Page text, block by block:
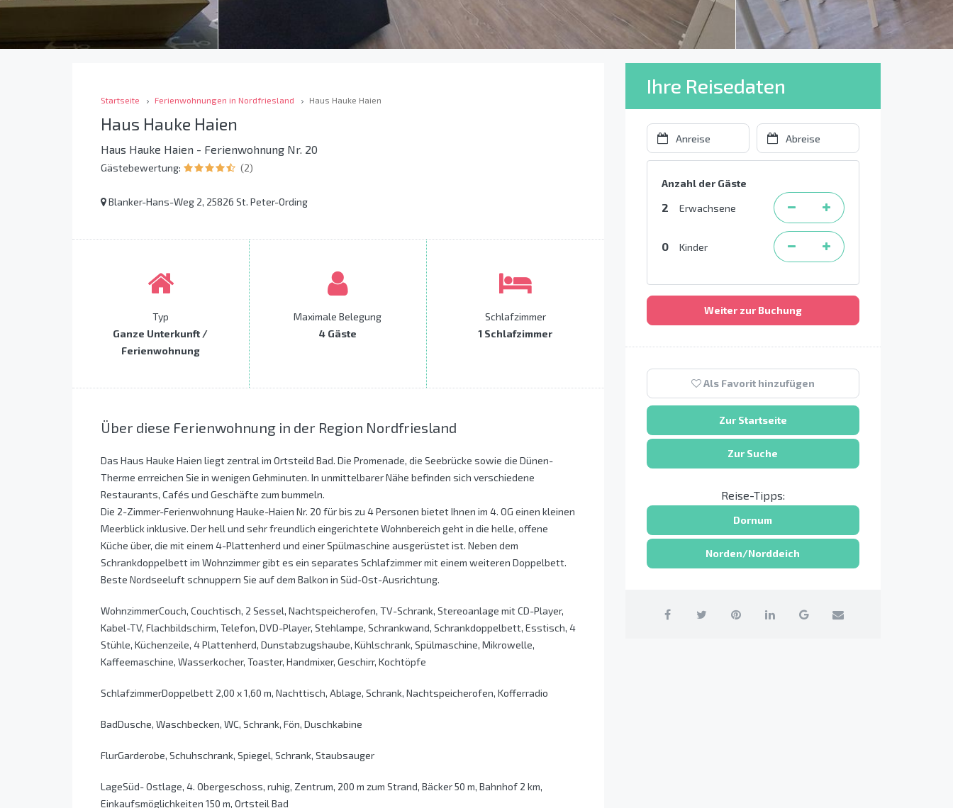
Startseite Ferienwohnungen in Nordfriesland Haus Hauke Haien
Haus Hauke Haien
Haus Hauke Haien - Ferienwohnung Nr. 20
Gästebewertung: (2)
Blanker-Hans-Weg 2, 25826 St. Peter-Ording
Typ
Ganze Unterkunft /
Ferienwohnung
Maximale Belegung
4 Gäste
Schlafzimmer
1 Schlafzimmer
Über diese Ferienwohnung in der Region Nordfriesland
Das Haus Hauke Haien liegt zentral im Ortsteild Bad. Die Promenade, die Seebrücke sowie die Dünen-
Therme errreichen Sie in wenigen Gehminuten. In unmittelbarer Nähe befinden sich verschiedene
Restaurants, Cafés und Geschäfte zum bummeln.
Die 2-Zimmer-Ferienwohnung Hauke-Haien Nr. 20 für bis zu 4 Personen bietet Ihnen im 4. OG einen kleinen
Meerblick inklusive. Der hell und sehr freundlich eingerichtete Wohnbereich geht in die helle, offene
Küche über, die mit einem 4-Plattenherd und einer Spülmaschine ausgerüstet ist. Neben dem
Schrankdoppelbett im Wohnzimmer gibt es ein separates Schlafzimmer mit einem weiteren Doppelbett.
Beste Nordseeluft schnuppern Sie auf dem Balkon in Süd-Ost-Ausrichtung.
WohnzimmerCouch, Couchtisch, 2 Sessel, Nachtspeicherofen, TV-Schrank, Stereoanlage mit CD-Player,
Kabel-TV, Flachbildschirm, Telefon, DVD-Player, Stehlampe, Schrankwand, Schrankdoppelbett, Esstisch, 4
Stühle, Küchenzeile, 4 Plattenherd, Dunstabzugshaube, Kühlschrank, Spülmaschine, Mikrowelle,
Kaffeemaschine, Wasserkocher, Toaster, Handmixer, Geschirr, Kochtöpfe
SchlafzimmerDoppelbett 2,00 x 1,60 m, Nachttisch, Ablage, Schrank, Nachtspeicherofen, Kofferradio
BadDusche, Waschbecken, WC, Schrank, Fön, Duschkabine
FlurGarderobe, Schuhschrank, Spiegel, Schrank, Staubsauger
LageSüd- Ostlage, 4. Obergeschoss, ruhig, Zentrum, 200 m zum Strand, Bäcker 50 m, Bahnhof 2 km,
Einkaufsmöglichkeiten 150 m, Ortsteil Bad
Ihre Reisedaten
Anzahl der Gäste
2 Erwachsene
0 Kinder
Weiter zur Buchung
Als Favorit hinzufügen
Zur Startseite
Zur Suche
Reise-Tipps:
Dornum
Norden/Norddeich